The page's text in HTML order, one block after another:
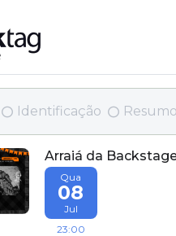
Identificação Resumo
Arraiá da
Qua
08
Jul
23:00